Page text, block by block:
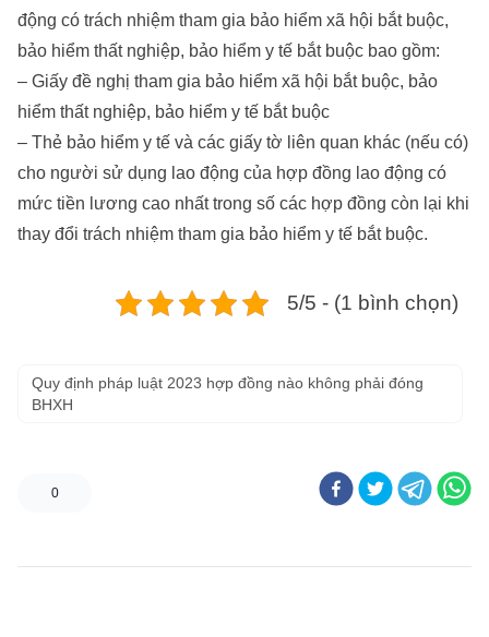
động có trách nhiệm tham gia bảo hiểm xã hội bắt buộc,
bảo hiểm thất nghiệp, bảo hiểm y tế bắt buộc bao gồm:
– Giấy đề nghị tham gia bảo hiểm xã hội bắt buộc, bảo
hiểm thất nghiệp, bảo hiểm y tế bắt buộc
– Thẻ bảo hiểm y tế và các giấy tờ liên quan khác (nếu có)
cho người sử dụng lao động của hợp đồng lao động có
mức tiền lương cao nhất trong số các hợp đồng còn lại khi
thay đổi trách nhiệm tham gia bảo hiểm y tế bắt buộc.
5/5 - (1 bình chọn)
Quy định pháp luật 2023 hợp đồng nào không phải đóng
BHXH
0